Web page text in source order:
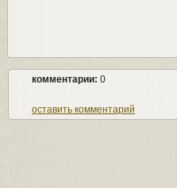
комментарии: 0
оставить комментарий